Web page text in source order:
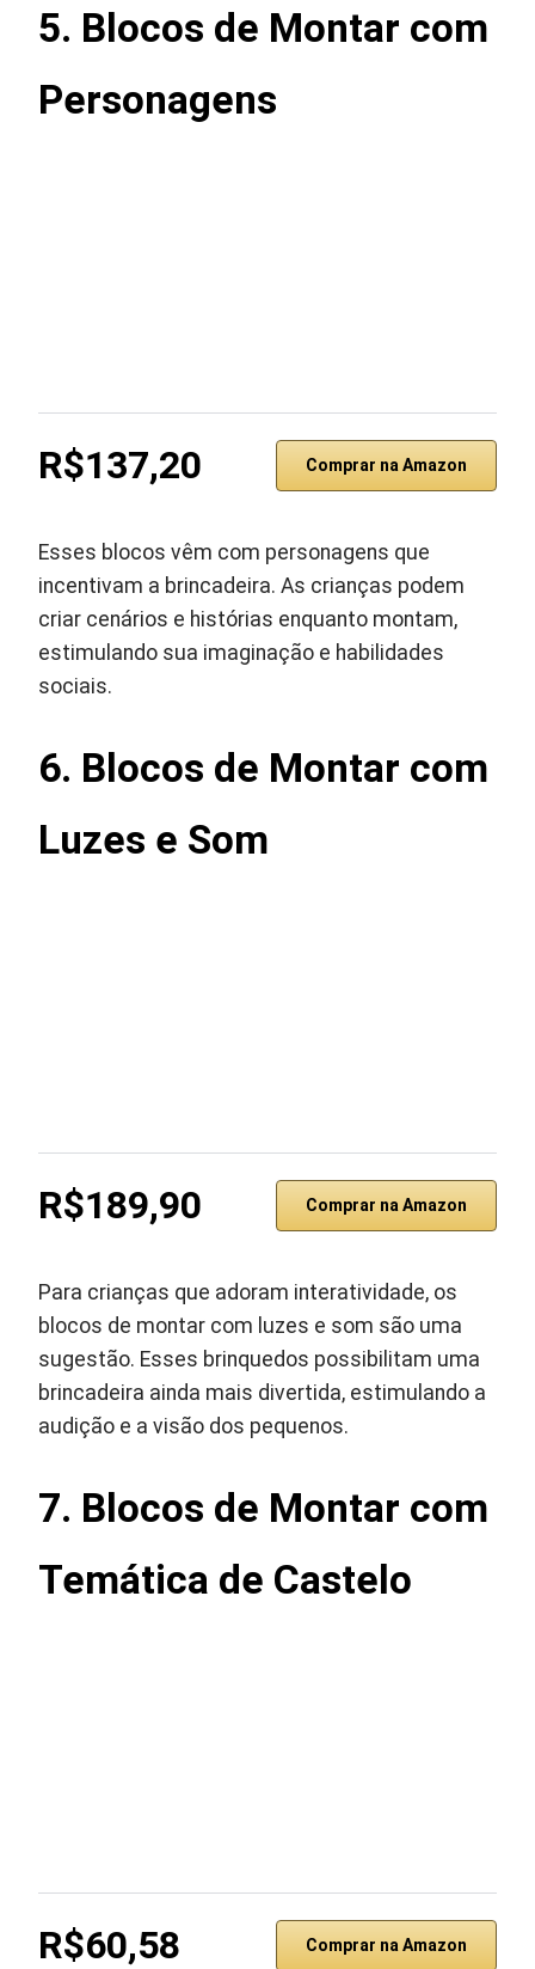
5. Blocos de Montar com
Personagens
R$137,20 Comprar na Amazon
Esses blocos vêm com personagens que
incentivam a brincadeira. As crianças podem
criar cenários e histórias enquanto montam,
estimulando sua imaginação e habilidades
sociais.
6. Blocos de Montar com
Luzes e Som
R$189,90 Comprar na Amazon
Para crianças que adoram interatividade, os
blocos de montar com luzes e som são uma
sugestão. Esses brinquedos possibilitam uma
brincadeira ainda mais divertida, estimulando a
audição e a visão dos pequenos.
7. Blocos de Montar com
Temática de Castelo
R$60,58 Comprar na Amazon